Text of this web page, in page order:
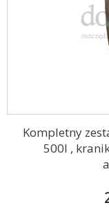
Kompletny
500l ,